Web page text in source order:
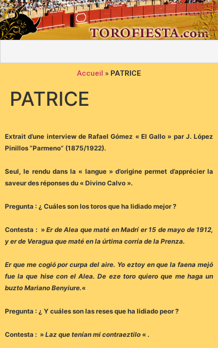
Accueil » PATRICE
PATRICE
Extrait d’une interview de Rafael Gómez « El Gallo » par J. López
Pinillos “Parmeno” (1875/1922).
Seul, le rendu dans la « langue » d’origine permet d’apprécier la
saveur des réponses du « Divino Calvo ».
Pregunta : ¿ Cuáles son los toros que ha lidiado mejor ?
Contesta : »Er de Alea que maté en Madrí er 15 de mayo de 1912,
y er de Veragua que maté en la úrtima corría de la Prenza.
Er que me cogió por curpa del aire. Yo eztoy en que la faena mejó
fue la que hise con el Alea. De eze toro quiero que me haga un
buzto Mariano Benyiure.«
Pregunta : ¿ Y cuáles son las reses que ha lidiado peor ?
Contesta : »Laz que tenían mi contraeztilo « .